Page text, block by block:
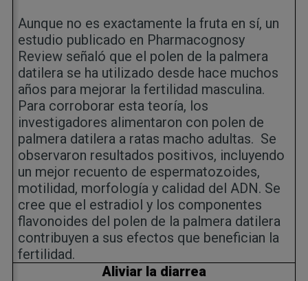
Aunque no es exactamente la fruta en sí, un
estudio publicado en Pharmacognosy
Review señaló que el polen de la palmera
datilera se ha utilizado desde hace muchos
años para mejorar la fertilidad masculina.
Para corroborar esta teoría, los
investigadores alimentaron con polen de
palmera datilera a ratas macho adultas. Se
observaron resultados positivos, incluyendo
un mejor recuento de espermatozoides,
motilidad, morfología y calidad del ADN. Se
cree que el estradiol y los componentes
flavonoides del polen de la palmera datilera
contribuyen a sus efectos que benefician la
fertilidad.
Aliviar la diarrea